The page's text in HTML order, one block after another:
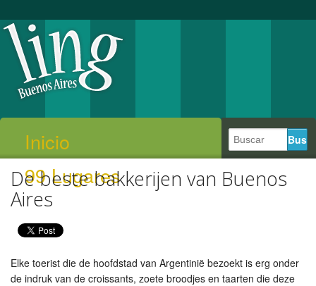
Inicio
99 Lugares
De beste bakkerijen van Buenos
Aires
Elke toerist die de hoofdstad van Argentinië bezoekt is erg onder
de indruk van de croissants, zoete broodjes en taarten die deze